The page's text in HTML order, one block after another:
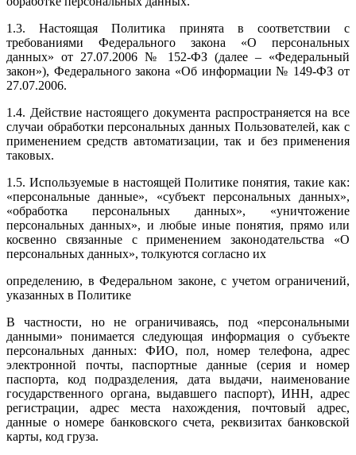
1.3. Настоящая Политика принята в соответствии с
требованиями Федерального закона «О персональных
данных» от 27.07.2006 № 152-ФЗ (далее – «Федеральный
закон»), Федерального закона «Об информации № 149-ФЗ от
27.07.2006.
1.4. Действие настоящего документа распространяется на все
случаи обработки персональных данных Пользователей, как с
применением средств автоматизации, так и без применения
таковых.
1.5. Используемые в настоящей Политике понятия, такие как:
«персональные данные», «субъект персональных данных»,
«обработка персональных данных», «уничтожение
персональных данных», и любые иные понятия, прямо или
косвенно связанные с применением законодательства «О
персональных данных», толкуются согласно их
определению, в Федеральном законе, с учетом ограничений,
указанных в Политике
В частности, но не ограничиваясь, под «персональными
данными» понимается следующая информация о субъекте
персональных данных: ФИО, пол, номер телефона, адрес
электронной почты, паспортные данные (серия и номер
паспорта, код подразделения, дата выдачи, наименование
государственного органа, выдавшего паспорт), ИНН, адрес
регистрации, адрес места нахождения, почтовый адрес,
данные о номере банковского счета, реквизитах банковской
карты, код груза.